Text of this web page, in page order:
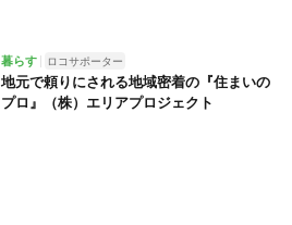
暮らす ロコサポーター
地元で頼りにされる地域密着の『住まいの
プロ』（株）エリアプロジェクト